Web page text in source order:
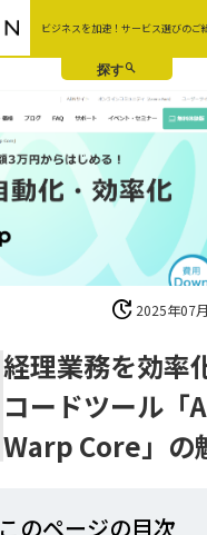
ビジネスを加速！サービス選びのご
update 2025年07
経理業務を効率
コードツール「
Warp Core」の
このページの⽬次